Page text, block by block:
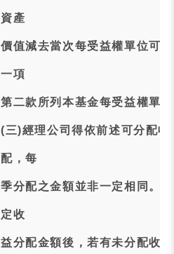
資產
價值減去當次每受益權單位可
一項
第二款所列本基金每受益權單
(三)經理公司得依前述可分配
配，每
季分配之金額並非一定相同。
定收
益分配金額後，若有未分配收